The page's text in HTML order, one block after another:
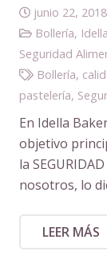
junio 22, 2018
Bollería,
Seguridad
Bollería,
pastelería,
En Idella
objetivo
la
nosotros, lo
LEER MÁS